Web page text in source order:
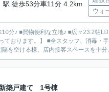
駅 徒歩53分車11分 4.2km
ウォ
分♪ ■買物便利な立地♪ ■広々23.2帖
おります。】 ■全スタッフ、消毒・
を空ける様、店内接客スペースを十分
築戸建て 1号棟